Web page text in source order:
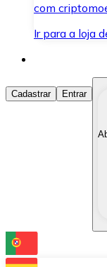
com
Ir para a loja
Comprar
Compre as
Converta
Troque uma
Cadastrar Entrar